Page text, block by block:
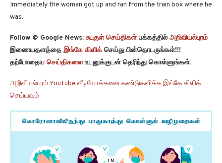
Immediately the woman got up and ran from the train box where he
was.
Follow @ Google News: கூகுள் செய்திகள்பக்கத்தில் அறிவியல்புரம்
இணையதளத்தை இங்கே கிளிக் செய்து பின்தொடருங்கள்!!!
தற்போதைய செய்திகளைஉடனுக்குடன் தெரிந்து கொள்ளுங்கள்.
அறிவியல்புரம் YouTube வீடியோக்களை கண்டுகளிக்க இங்கே கிளிக்
செய்யவும்